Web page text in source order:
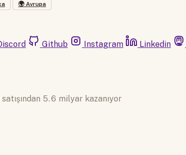
🌍 Avrupa
Github Instagram Linkedin
5.6 milyar kazanıyor